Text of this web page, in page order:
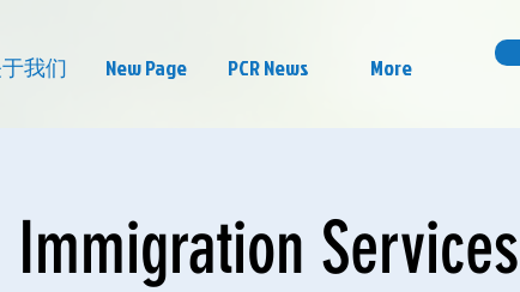
我们 New Page PCR News More
Immigration Services